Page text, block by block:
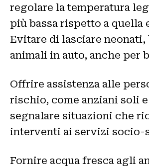
regolare la temperatura
più bassa rispetto a quella
Evitare di lasciare neonati,
animali in auto, anche per
Offrire assistenza alle
rischio, come anziani soli
segnalare situazioni che
interventi ai servizi socio-
Fornire acqua fresca agli